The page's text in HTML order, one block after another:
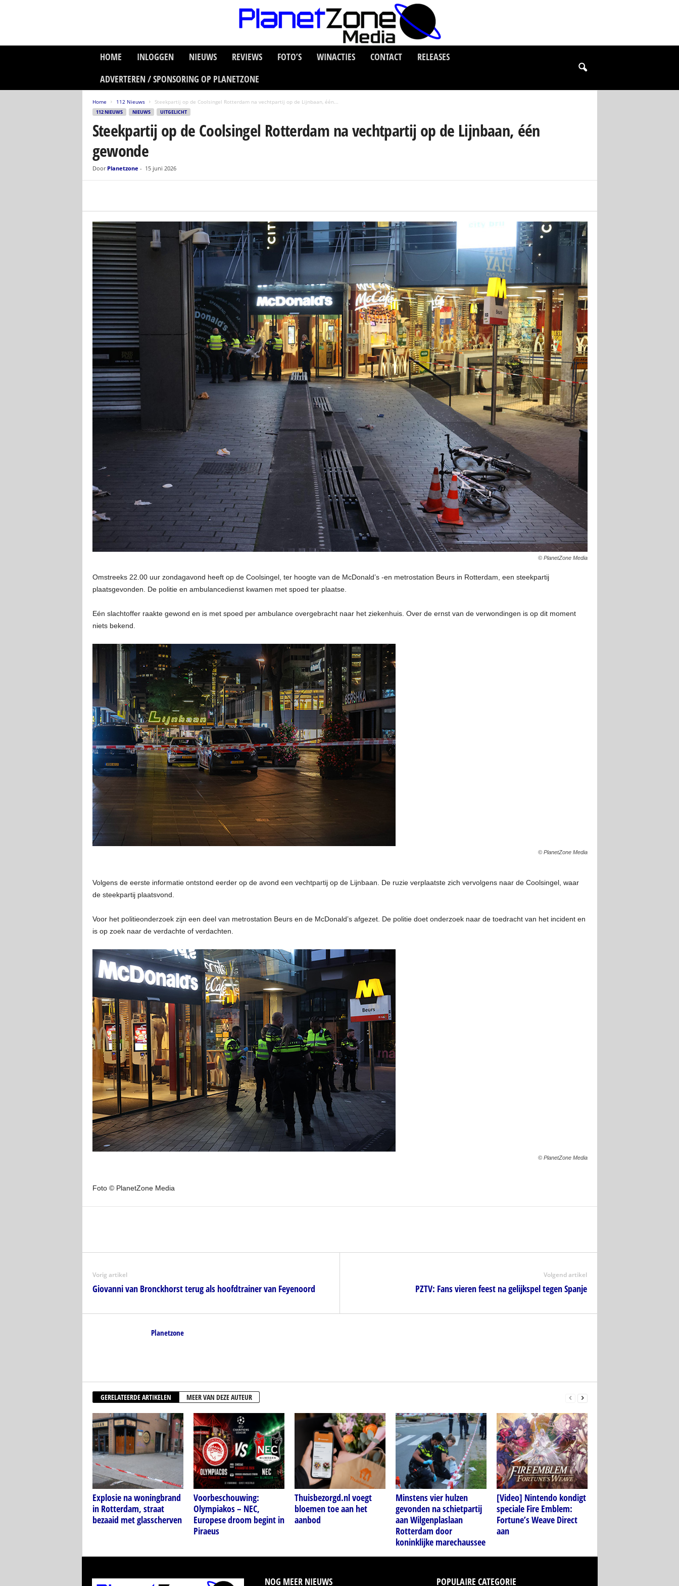
HOME INLOGGEN NIEUWS REVIEWS FOTO’S WINACTIES CONTACT
RELEASES
ADVERTEREN / SPONSORING OP PLANETZONE
Home 112 Nieuws Steekpartij op de Coolsingel Rotterdam na vechtpartij op de Lijnbaan, één...
112 NIEUWS NIEUWS UITGELICHT
Steekpartij op de Coolsingel Rotterdam na vechtpartij op de Lijnbaan, één
gewonde
Door Planetzone - 15 juni 2026
© PlanetZone Media
Omstreeks 22.00 uur zondagavond heeft op de Coolsingel, ter hoogte van de McDonald’s -en metrostation Beurs in Rotterdam, een steekpartij
plaatsgevonden. De politie en ambulancedienst kwamen met spoed ter plaatse.
Eén slachtoffer raakte gewond en is met spoed per ambulance overgebracht naar het ziekenhuis. Over de ernst van de verwondingen is op dit moment
niets bekend.
© PlanetZone Media
Volgens de eerste informatie ontstond eerder op de avond een vechtpartij op de Lijnbaan. De ruzie verplaatste zich vervolgens naar de Coolsingel, waar
de steekpartij plaatsvond.
Voor het politieonderzoek zijn een deel van metrostation Beurs en de McDonald’s afgezet. De politie doet onderzoek naar de toedracht van het incident en
is op zoek naar de verdachte of verdachten.
© PlanetZone Media
Foto © PlanetZone Media
Vorig artikel
Giovanni van Bronckhorst terug als hoofdtrainer van Feyenoord
Volgend artikel
PZTV: Fans vieren feest na gelijkspel tegen Spanje
Planetzone
GERELATEERDE ARTIKELEN MEER VAN DEZE AUTEUR
Explosie na woningbrand
in Rotterdam, straat
bezaaid met glasscherven
Voorbeschouwing:
Olympiakos – NEC,
Europese droom begint in
Piraeus
Thuisbezorgd.nl voegt
bloemen toe aan het
aanbod
Minstens vier hulzen
gevonden na schietpartij
aan Wilgenplaslaan
Rotterdam door
koninklijke marechaussee
[Video] Nintendo kondigt
speciale Fire Emblem:
Fortune’s Weave Direct
aan
NOG MEER NIEUWS POPULAIRE CATEGORIE